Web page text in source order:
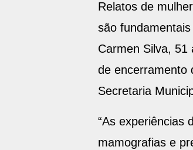
Relatos de
são
Carmen Silva, 51
de encerramento
Secretaria
“As experiências
mamografias e